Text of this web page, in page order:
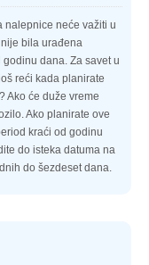
nalepnice neće važiti u
bila urađena
dana. Za savet u
reći kada planirate
Ako će duže vreme
Ako planirate ove
kraći od godinu
do isteka datuma na
do šezdeset dana.